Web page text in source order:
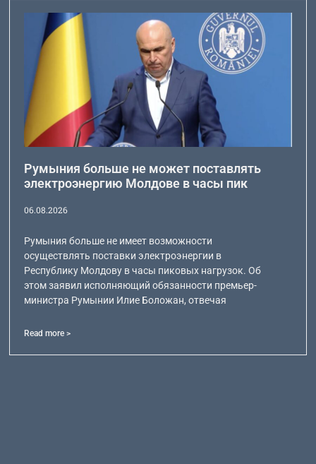
Румыния больше не может поставлять
электроэнергию Молдове в часы пик
06.08.2026
Румыния больше не имеет возможности
осуществлять поставки электроэнергии в
Республику Молдову в часы пиковых нагрузок. Об
этом заявил исполняющий обязанности премьер-
министра Румынии Илие Боложан, отвечая
Read more >